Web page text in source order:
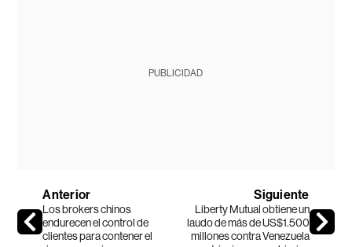
PUBLICIDAD
Anterior
Los brokers chinos
endurecen el control de
clientes para contener el
Siguiente
Liberty Mutual obtiene un
laudo de más de US$1.500
millones contra Venezuela